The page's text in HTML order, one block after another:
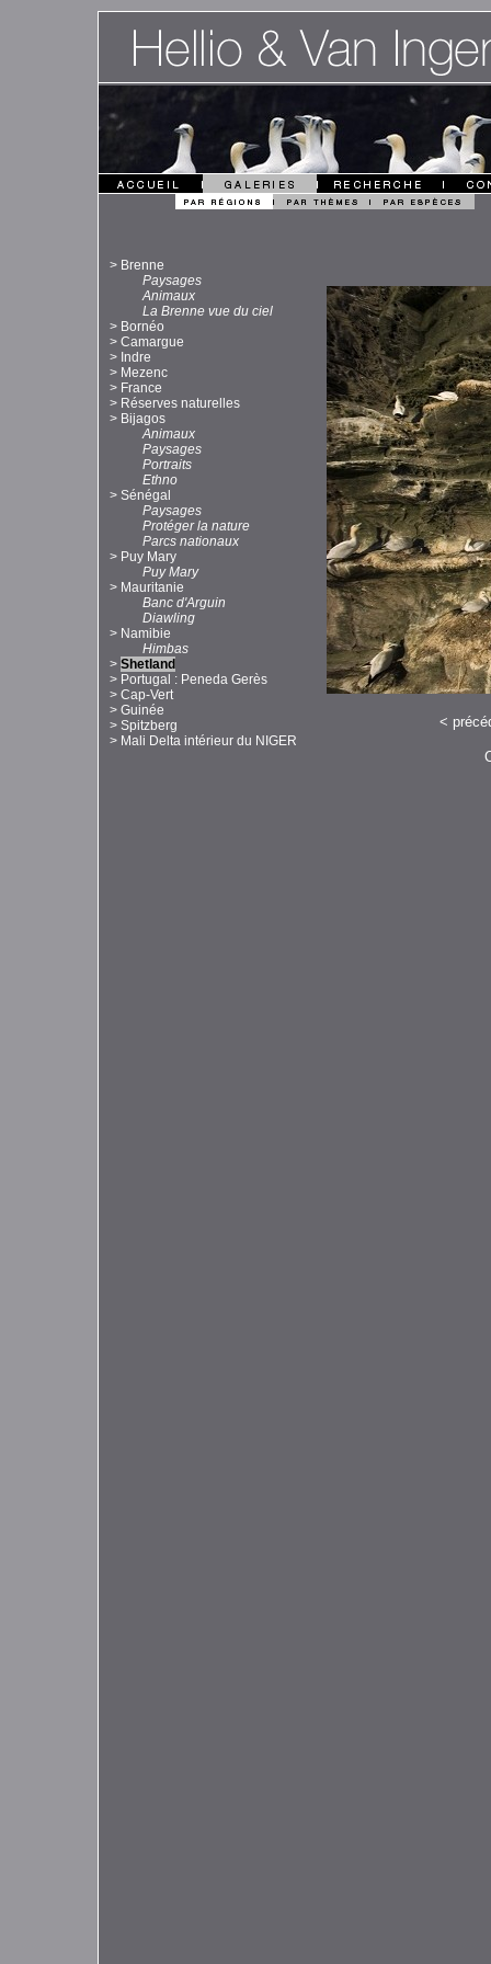
> Brenne
Paysages
Animaux
La Brenne vue du ciel
> Bornéo
> Camargue
> Indre
> Mezenc
> France
> Réserves naturelles
> Bijagos
Animaux
Paysages
Portraits
Ethno
> Sénégal
Paysages
Protéger la nature
Parcs nationaux
> Puy Mary
Puy Mary
> Mauritanie
Banc d'Arguin
Diawling
> Namibie
Himbas
> Shetland
> Portugal : Peneda Gerès
> Cap-Vert
> Guinée
> Spitzberg
> Mali Delta intérieur du NIGER
<